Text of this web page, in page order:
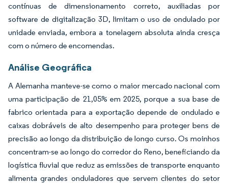
contínuas de dimensionamento correto, auxiliadas por
software de digitalização 3D, limitam o uso de ondulado por
unidade enviada, embora a tonelagem absoluta ainda cresça
com o número de encomendas.
Análise Geográfica
A Alemanha manteve-se como o maior mercado nacional com
uma participação de 21,05% em 2025, porque a sua base de
fabrico orientada para a exportação depende de ondulado e
caixas dobráveis de alto desempenho para proteger bens de
precisão ao longo da distribuição de longo curso. Os moinhos
concentram-se ao longo do corredor do Reno, beneficiando da
logística fluvial que reduz as emissões de transporte enquanto
alimenta grandes onduladores que servem clientes do setor